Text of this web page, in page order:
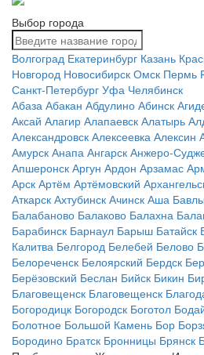
Выбор города
Волгоград Екатеринбург Казань
Новгород Новосибирск Омск Пермь
Санкт-Петербург Уфа Челябинск
Абаза Абакан Абдулино Абинск
Аксай Алагир Алапаевск Алатырь
Александровск Алексеевка Алексин
Амурск Анапа Ангарск Анжеро-
Апшеронск Аргун Ардон Арзамас
Арск Артём Артёмовский
Аткарск Ахтубинск Ачинск Аша Бавлы
Балабаново Балаково Балахна
Барабинск Барнаул Барыш Батайск
Калитва Белгород Белебей Белово
Белореченск Белоярский Бердск
Берёзовский Беслан Бийск Бикин
Благовещенск Благовещенск
Богородицк Богородск Боготол
Болотное Большой Камень Бор
Бородино Братск Бронницы Брянск